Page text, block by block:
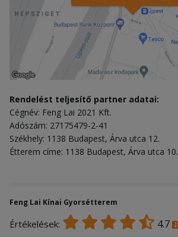
Rendelést teljesítő partner adatai:
Cégnév: Feng Lai 2021 Kft.
Adószám: 27175479-2-41
Székhely: 1138 Budapest, Árva utca 12.
Étterem címe: 1138 Budapest, Árva utca 10.
Feng Lai Kínai Gyorsétterem
Értékelések: 4.7